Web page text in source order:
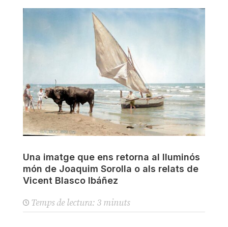
Una imatge que ens retorna al lluminós
món de Joaquim Sorolla o als relats de
Vicent Blasco Ibáñez
Temps de lectura: 3 minuts